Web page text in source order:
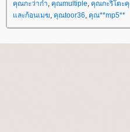
คุณกะว่าก๋า คุณmultiple คุณกะริโตะคุ
ละก้อนเมฆ คุณtoor36 คุณ**mp5**